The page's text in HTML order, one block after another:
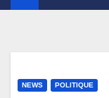
NEWS POLITIQUE